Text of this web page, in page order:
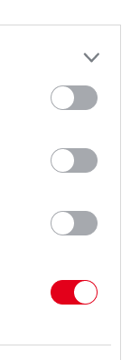
Sajtó: Az
1 napja
Óriási
a második